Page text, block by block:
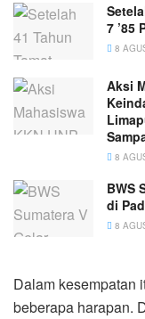
7 ’85
8
Aksi
8
BWS
di
8
Dalam kesempatan
beberapa harapan.